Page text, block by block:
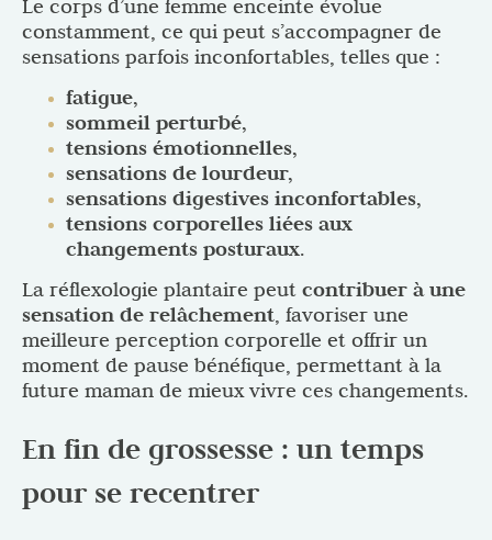
Le corps d’une femme enceinte évolue
constamment, ce qui peut s’accompagner de
sensations parfois inconfortables, telles que :
fatigue,
sommeil perturbé,
tensions émotionnelles,
sensations de lourdeur,
sensations digestives inconfortables,
tensions corporelles liées aux
changements posturaux.
La réflexologie plantaire peut contribuer à une
sensation de relâchement, favoriser une
meilleure perception corporelle et offrir un
moment de pause bénéfique, permettant à la
future maman de mieux vivre ces changements.
En fin de grossesse : un temps
pour se recentrer